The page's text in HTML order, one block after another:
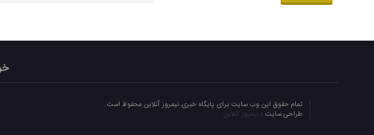
تمام حقوق این وب سایت برای پایگاه خبری نیمروز آنلاین محفوظ است.
طراحی سایت : نیمروز آنلاین